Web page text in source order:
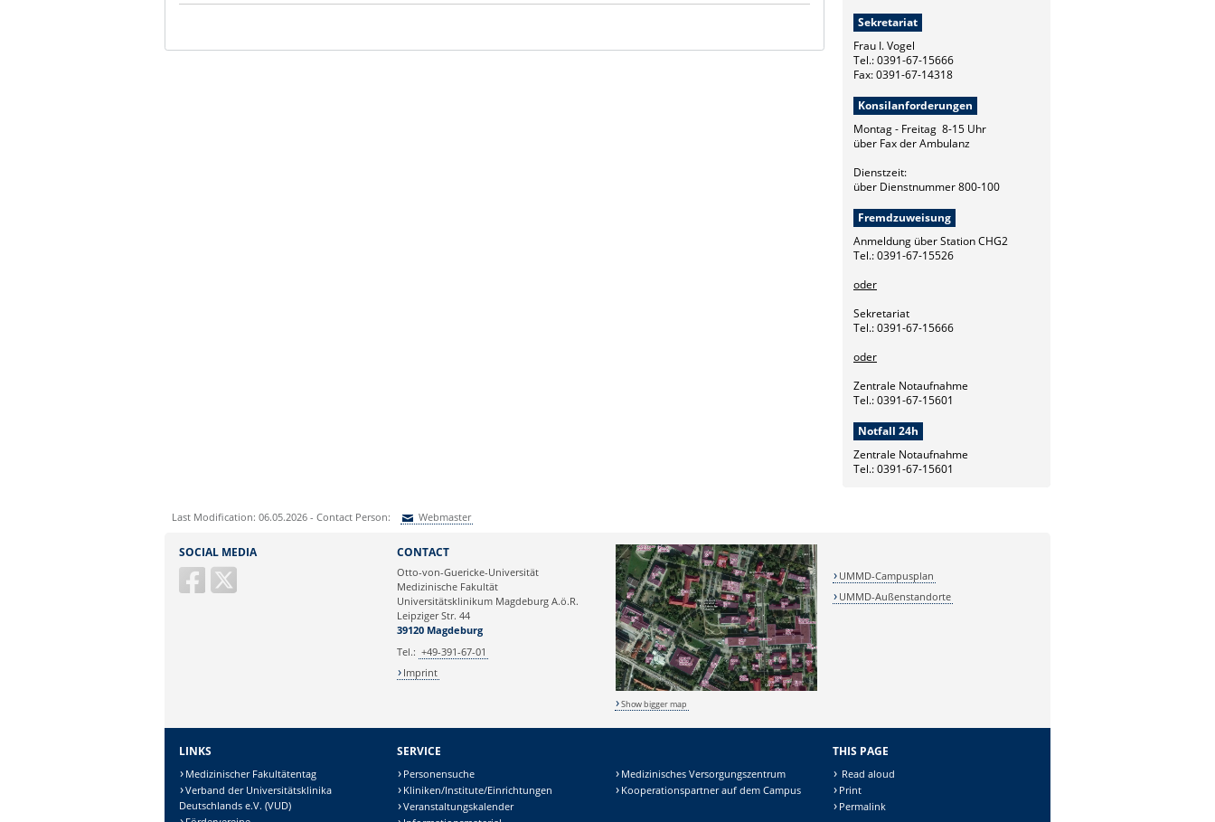
Sekretariat
Frau I. Vogel
Tel.: 0391-67-15666
Fax: 0391-67-14318
Konsilanforderungen
Montag - Freitag 8-15 Uhr
über Fax der Ambulanz
Dienstzeit:
über Dienstnummer 800-100
Fremdzuweisung
Anmeldung über Station CHG2
Tel.: 0391-67-15526
oder
Sekretariat
Tel.: 0391-67-15666
oder
Zentrale Notaufnahme
Tel.: 0391-67-15601
Notfall 24h
Zentrale Notaufnahme
Tel.: 0391-67-15601
Last Modification: 06.05.2026 - Contact Person: Webmaster
Ihre E-Mailadresse:
SOCIAL MEDIA CONTACT
Otto-von-Guericke-Universität
Medizinische Fakultät
Universitätsklinikum Magdeburg A.ö.R.
Leipziger Str. 44
39120 Magdeburg
Tel.: +49-391-67-01
Imprint
Show bigger map
UMMD-Campusplan
UMMD-Außenstandorte
LINKS
Medizinischer Fakultätentag
Verband der Universitätsklinika
Deutschlands e.V. (VUD)
SERVICE
Personensuche
Kliniken/Institute/Einrichtungen
Veranstaltungskalender
Medizinisches Versorgungszentrum
Kooperationspartner auf dem Campus
THIS PAGE
Read aloud
Print
Permalink